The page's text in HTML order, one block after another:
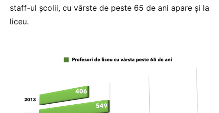
staff-ul școlii, cu vârste de peste 65 de ani apare și la
liceu.